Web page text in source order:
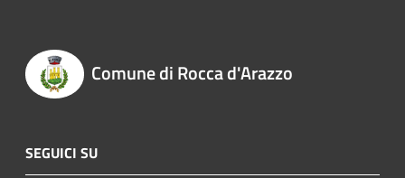
Comune di Rocca d'Arazzo
SEGUICI SU